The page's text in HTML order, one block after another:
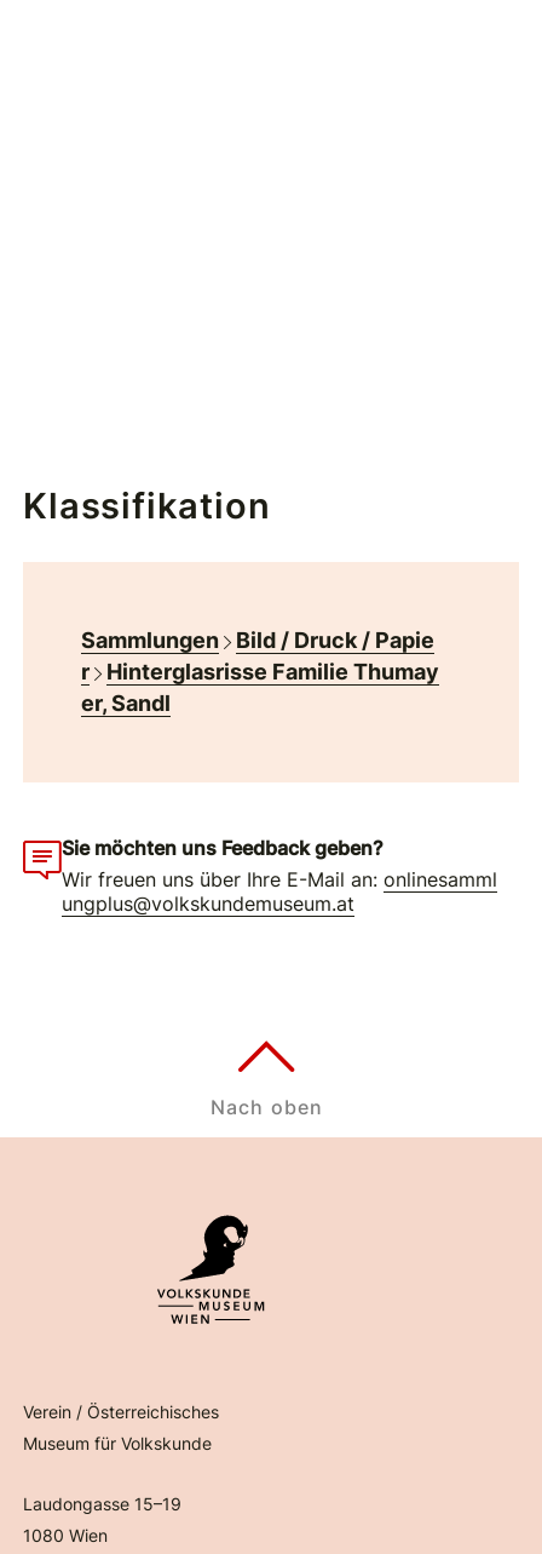
Klassifikation
Sammlungen
Bild / Druck / Papie
r
Hinterglasrisse Familie Thumay
er, Sandl
Sie möchten uns Feedback geben?
Wir freuen uns über Ihre E-Mail an:onlinesamml
ungplus@volkskundemuseum.at
Verein / Österreichisches
Museum für Volkskunde
Laudongasse 15–19
1080 Wien
Nach oben